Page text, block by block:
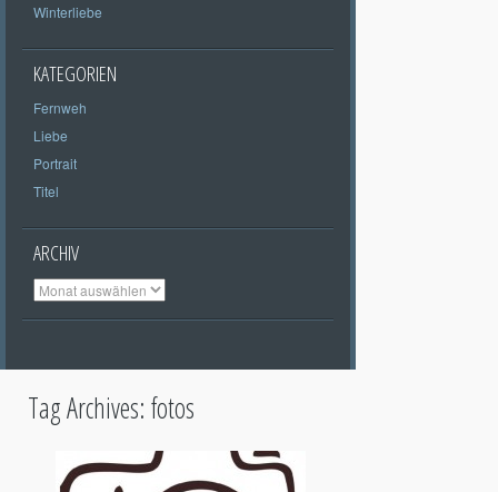
Winterliebe
KATEGORIEN
Fernweh
Liebe
Portrait
Titel
ARCHIV
Archiv
Tag Archives: fotos